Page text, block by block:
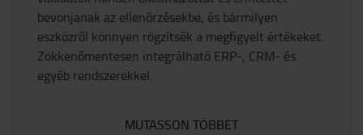
bevonjanak az ellenőrzésekbe, és bármilyen
eszközről könnyen rögzítsék a megfigyelt értékeket.
Zökkenőmentesen integrálható ERP-, CRM- és
egyéb rendszerekkel.
MUTASSON TÖBBET